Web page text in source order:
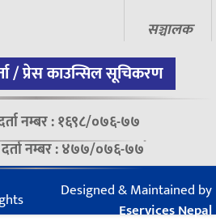
सञ्चालक
/ प्रेस काउन्सिल सूचिकरण
नम्बर : १६९८/०७६-७७
नम्बर : ४७७/०७६-७७
Designed & Maintained by
Eservices Nepal